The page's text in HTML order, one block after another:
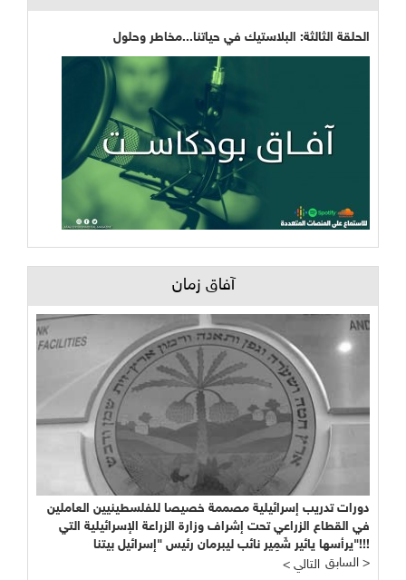
الحلقة الثالثة: البلاستيك في حياتنا...مخاطر وحلول
آفاق زمان
دورات تدريب إسرائيلية مصممة خصيصا للفلسطينيين العاملين
في القطاع الزراعي تحت إشراف وزارة الزراعة الإسرائيلية التي
يرأسها يائير شَمِير نائب ليبرمان رئيس "إسرائيل بيتنا"!!!
< التالي
السابق >